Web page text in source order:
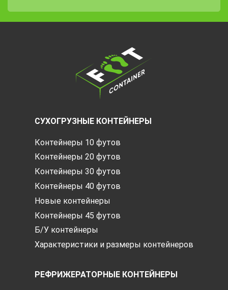
СУХОГРУЗНЫЕ КОНТЕЙНЕРЫ
Контейнеры 10 футов
Контейнеры 20 футов
Контейнеры 30 футов
Контейнеры 40 футов
Новые контейнеры
Контейнеры 45 футов
Б/У контейнеры
Характеристики и размеры контейнеров
РЕФРИЖЕРАТОРНЫЕ КОНТЕЙНЕРЫ